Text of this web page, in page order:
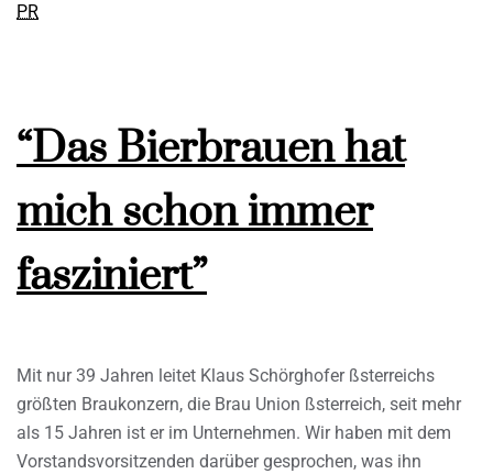
PR
“Das Bierbrauen hat
mich schon immer
fasziniert”
Mit nur 39 Jahren leitet Klaus Schörghofer ßsterreichs
größten Braukonzern, die Brau Union ßsterreich, seit mehr
als 15 Jahren ist er im Unternehmen. Wir haben mit dem
Vorstandsvorsitzenden darüber gesprochen, was ihn